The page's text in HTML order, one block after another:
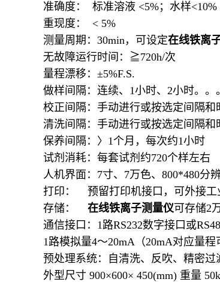
准确度： 标准溶液 <5%；水样<10%
重现度： < 5%
测量周期：30min，可设定在线铁离
无故障运行时间：≧720h/次
量程漂移：±5%F.S.
做样间隔：连续、1小时、2小时。
校正间隔：手动进行或按选定间隔和
清洗间隔：手动进行或按选定间隔和
保养间隔：〉1个月，每次约1小时
试剂消耗：每套试剂约720个样左右
人机界面：7寸、7万色、800*480分
打印： 预留打印机接口，可外接工
存储： 在线铁离子测量仪可存储2
通信接口：1路RS232数字接口或
1路模拟量4～20mA（20mA对应量程
预处理系统：自清洗、反吹、精密
外型尺寸 900×600× 450(mm) 重量